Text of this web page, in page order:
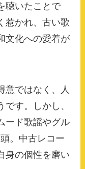
聴いたことで
惹かれ、古い歌
文化への愛着が
意ではなく、人
す。しかし、
ード歌謡やグル
。中古レコー
身の個性を磨い